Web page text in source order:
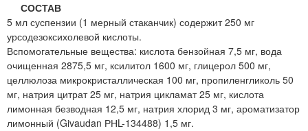
СОСТАВ
5 мл суспензии (1 мерный стаканчик) содержит 250 мг
урсодезоксихолевой кислоты.
Вспомогательные вещества: кислота бензойная 7,5 мг, вода
очищенная 2875,5 мг, ксилитол 1600 мг, глицерол 500 мг,
целлюлоза микрокристаллическая 100 мг, пропиленгликоль 50
мг, натрия цитрат 25 мг, натрия цикламат 25 мг, кислота
лимонная безводная 12,5 мг, натрия хлорид 3 мг, ароматизатор
лимонный (Givaudan РНL-134488) 1,5 мг.